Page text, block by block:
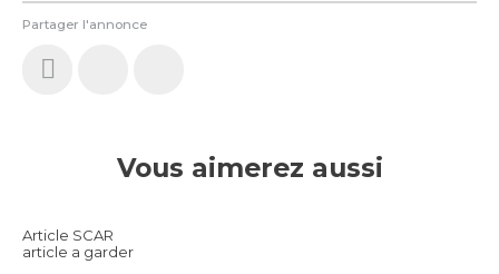
Partager l'annonce
Vous aimerez aussi
Article SCAR
article a garder